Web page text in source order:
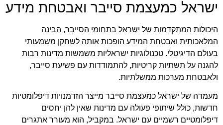
ישראל כמעצמת סייבר ואבטחת מידע
היכולות המתקדמות של ישראל בתחומי הסייבר, הבינה
המלאכותית ואבטחת המידע הופכות אותה לשחקן משמעותי
בעולם הדיגיטלי. טכנולוגיות ישראליות משמשות מדינות רבות
להגנה על תשתיות קריטיות, להתמודדות עם פשיעת סייבר,
ולאבטחת מערכות ממשלתיות.
מעמדה של ישראל כמעצמת סייבר מייצר הזדמנויות דיפלומטיות
חדשות, כולל שיתופי פעולה עם מדינות שאין להן יחסים
דיפלומטיים רשמיים עם ישראל. במקביל, הוא מעורר אתגרים